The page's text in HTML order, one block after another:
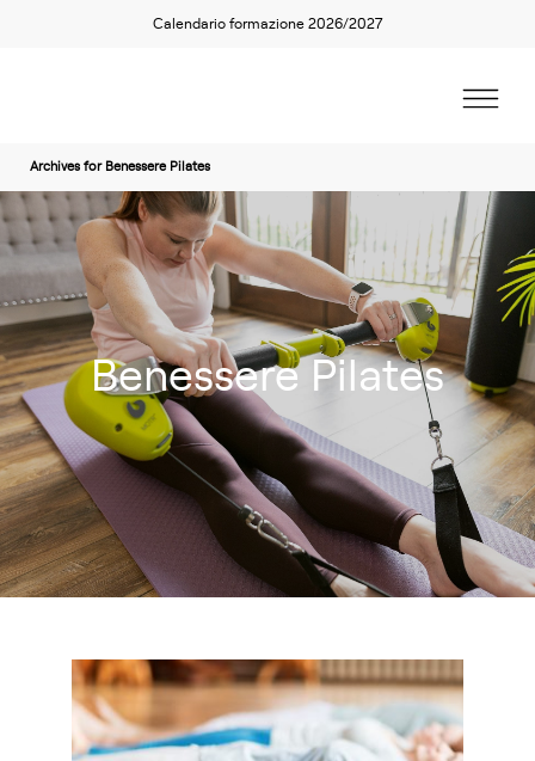
Calendario formazione 2026/2027
Archives for Benessere Pilates
Benessere Pilates